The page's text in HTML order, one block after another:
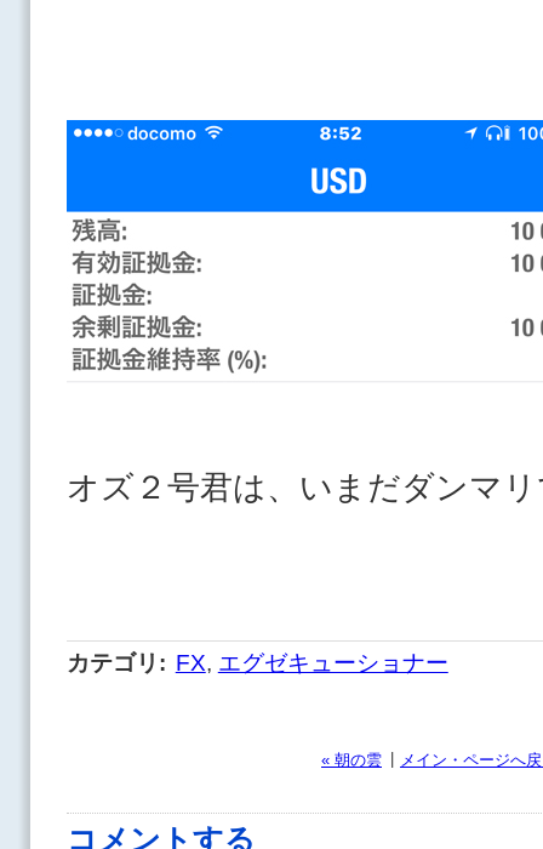
オズ２号君は、いまだダンマ
カテゴリ : FX, エグゼキューショナー
« 朝の雲 メイン・ページへ
コメントする